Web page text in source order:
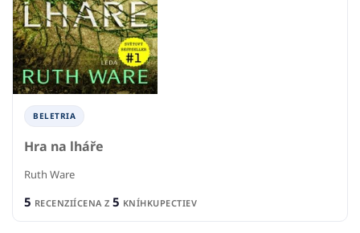
BELETRIA
Hra na lháře
Ruth Ware
5 RECENZIÍCENA Z 5 KNÍHKUPECTIEV